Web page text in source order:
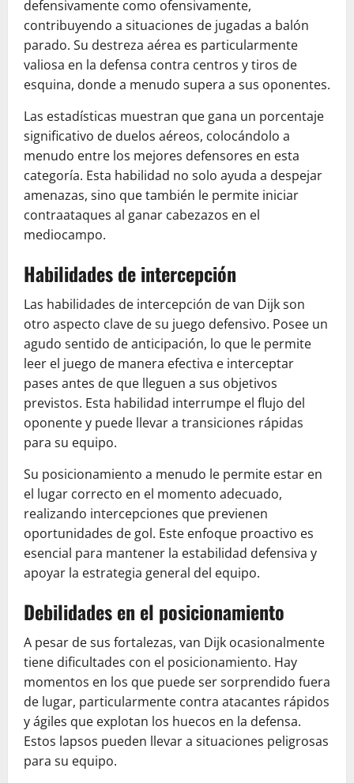
defensivamente como ofensivamente,
contribuyendo a situaciones de jugadas a balón
parado. Su destreza aérea es particularmente
valiosa en la defensa contra centros y tiros de
esquina, donde a menudo supera a sus oponentes.
Las estadísticas muestran que gana un porcentaje
significativo de duelos aéreos, colocándolo a
menudo entre los mejores defensores en esta
categoría. Esta habilidad no solo ayuda a despejar
amenazas, sino que también le permite iniciar
contraataques al ganar cabezazos en el
mediocampo.
Habilidades de intercepción
Las habilidades de intercepción de van Dijk son
otro aspecto clave de su juego defensivo. Posee un
agudo sentido de anticipación, lo que le permite
leer el juego de manera efectiva e interceptar
pases antes de que lleguen a sus objetivos
previstos. Esta habilidad interrumpe el flujo del
oponente y puede llevar a transiciones rápidas
para su equipo.
Su posicionamiento a menudo le permite estar en
el lugar correcto en el momento adecuado,
realizando intercepciones que previenen
oportunidades de gol. Este enfoque proactivo es
esencial para mantener la estabilidad defensiva y
apoyar la estrategia general del equipo.
Debilidades en el posicionamiento
A pesar de sus fortalezas, van Dijk ocasionalmente
tiene dificultades con el posicionamiento. Hay
momentos en los que puede ser sorprendido fuera
de lugar, particularmente contra atacantes rápidos
y ágiles que explotan los huecos en la defensa.
Estos lapsos pueden llevar a situaciones peligrosas
para su equipo.